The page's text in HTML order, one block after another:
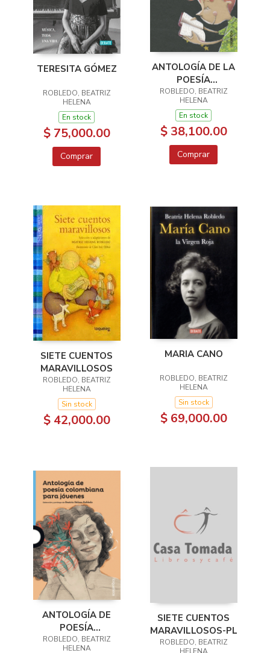
TERESITA GÓMEZ
ROBLEDO, BEATRIZ
HELENA
En stock
$ 75,000.00
Comprar
ANTOLOGÍA DE LA
POESÍA
COLOMBIANA PARA
NIÑOS
ROBLEDO, BEATRIZ
HELENA
En stock
$ 38,100.00
Comprar
SIETE CUENTOS
MARAVILLOSOS
ROBLEDO, BEATRIZ
HELENA
Sin stock
$ 42,000.00
MARIA CANO
ROBLEDO, BEATRIZ
HELENA
Sin stock
$ 69,000.00
ANTOLOGÍA DE
POESÍA
COLOMBIANA PARA
ROBLEDO, BEATRIZ
HELENA
SIETE CUENTOS
MARAVILLOSOS-PL
ROBLEDO, BEATRIZ